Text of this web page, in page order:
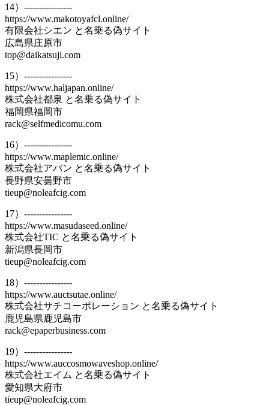
14）----------------
https://www.makotoyafcl.online/
有限会社シエン と名乗る偽サイト
広島県庄原市
top@daikatsuji.com
15）----------------
https://www.haljapan.online/
株式会社都泉 と名乗る偽サイト
福岡県福岡市
rack@selfmedicomu.com
16）----------------
https://www.maplemic.online/
株式会社アバン と名乗る偽サイト
長野県安曇野市
tieup@noleafcig.com
17）----------------
https://www.masudaseed.online/
株式会社TIC と名乗る偽サイト
新潟県長岡市
tieup@noleafcig.com
18）----------------
https://www.auctsutae.online/
株式会社サチコーポレーション と名乗る偽サイト
鹿児島県鹿児島市
rack@epaperbusiness.com
19）----------------
https://www.auccosmowaveshop.online/
株式会社エイム と名乗る偽サイト
愛知県大府市
tieup@noleafcig.com